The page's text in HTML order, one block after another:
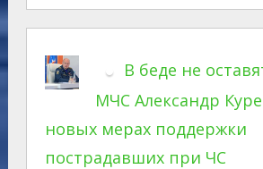
В беде не
МЧС Александр
новых мерах поддержки
пострадавших при ЧС